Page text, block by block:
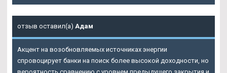
отзыв оставил(а) Адам
Акцент на возобновляемых источниках энергии
спровоцирует банки на поиск более высокой доходности, но